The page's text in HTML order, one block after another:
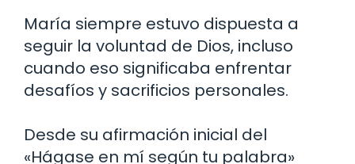
María siempre estuvo dispuesta a
seguir la voluntad de Dios, incluso
cuando eso significaba enfrentar
desafíos y sacrificios personales.
Desde su afirmación inicial del
«Hágase en mí según tu palabra»